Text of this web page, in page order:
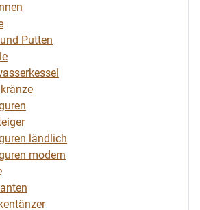
Putten
ländlich
modern